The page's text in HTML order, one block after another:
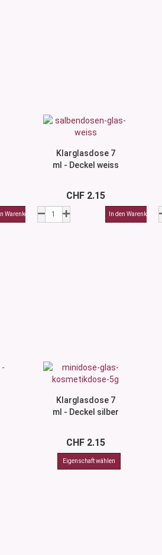
Klarglasdose 7
ml - Deckel weiss
CHF 2.15
Klarglasdose 7
ml - Deckel silber
CHF 2.15